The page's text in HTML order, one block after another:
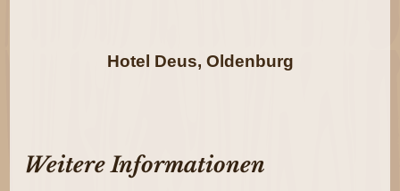
Hotel Deus, Oldenburg
Weitere Informationen